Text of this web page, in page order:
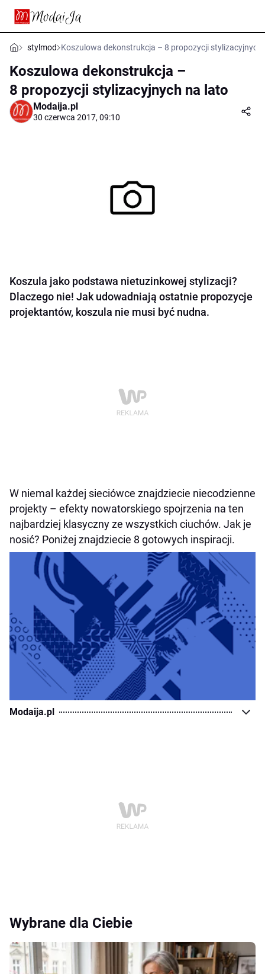
stylmod Koszulowa dekonstrukcja – 8 propozycji stylizacyjnych
Koszulowa dekonstrukcja –
8 propozycji stylizacyjnych na lato
Modaija.pl
30 czerwca 2017, 09:10
Koszula jako podstawa nietuzinkowej stylizacji?
Dlaczego nie! Jak udowadniają ostatnie propozycje
projektantów, koszula nie musi być nudna.
W niemal każdej sieciówce znajdziecie niecodzienne
projekty – efekty nowatorskiego spojrzenia na ten
najbardziej klasyczny ze wszystkich ciuchów. Jak je
nosić? Poniżej znajdziecie 8 gotowych inspiracji.
Modaija.pl
Wybrane dla Ciebie